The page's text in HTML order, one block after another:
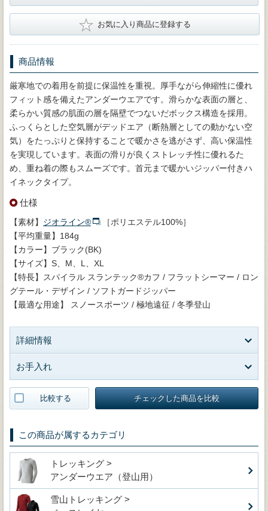
★ お気に入り商品に登録する
商品情報
厳寒地での着用を前提に保温性を重視。厚手ながら伸縮性に優れ
フィット感を備えたアンダーウエアです。滑らかな表面の層と、
柔らかい質感の肌面の層を隔壁でつないだボックス構造を採用。
ふっくらとした空気層がデッドエア（断熱層としての動かない空
気）をたっぷりと保持することで暖かさを逃がさず、高い保温性
を実現しています。表面の滑りが良くストレッチ性に優れるた
め、重ね着の際もスムーズです。首元まで暖かいジッパー付きハ
イネックタイプ。
仕様
【素材】 ジオライン®
［ポリエステル100%］
【平均重量】184g
【カラー】ブラック(BK)
【サイズ】S、M、L、XL
【特長】スパイラル スランテック®カフ / フラットシーマー / ロン
グテール・デザイン / ソフトガードジッパー
【最適な用途】 スノースポーツ / 極地遠征 / 冬季登山
詳細情報
お手入れ
比較する チェックした商品を比較
この商品が属するカテゴリ
トレッキング >
アンダーウエア（登山用）
雪山トレッキング >